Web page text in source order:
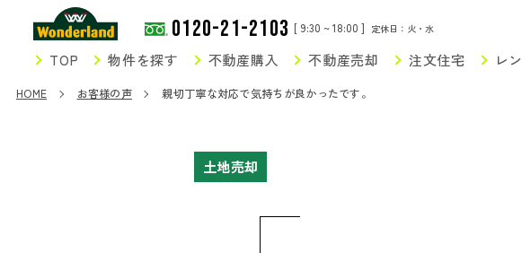
0120-21-2103 [ 9:30 ~ 18:00 ] 定休日：火・水
TOP 物件を探す 不動産購入 不動産売却 注文住宅 レ
HOME お客様の声 親切丁寧な対応で気持ちが良かったです。
土地売却